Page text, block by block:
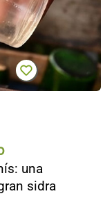
una
sidra